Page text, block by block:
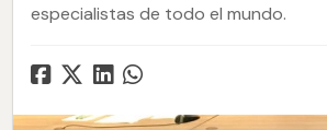
especialistas de todo el mundo.